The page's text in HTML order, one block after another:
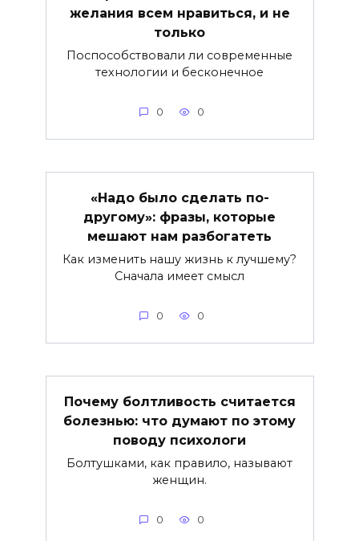
желания всем нравиться, и не
только
Поспособствовали ли современные
технологии и бесконечное
0 0
«Надо было сделать по-
другому»: фразы, которые
мешают нам разбогатеть
Как изменить нашу жизнь к лучшему?
Сначала имеет смысл
0 0
Почему болтливость считается
болезнью: что думают по этому
поводу психологи
Болтушками, как правило, называют
женщин.
0 0